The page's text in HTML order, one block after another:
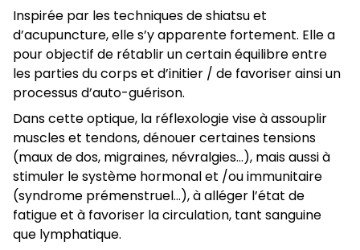
Inspirée par les techniques de shiatsu et
d’acupuncture, elle s’y apparente fortement. Elle a
pour objectif de rétablir un certain équilibre entre
les parties du corps et d’initier / de favoriser ainsi un
processus d’auto-guérison.
Dans cette optique, la réflexologie vise à assouplir
muscles et tendons, dénouer certaines tensions
(maux de dos, migraines, névralgies…), mais aussi à
stimuler le système hormonal et /ou immunitaire
(syndrome prémenstruel…), à alléger l’état de
fatigue et à favoriser la circulation, tant sanguine
que lymphatique.